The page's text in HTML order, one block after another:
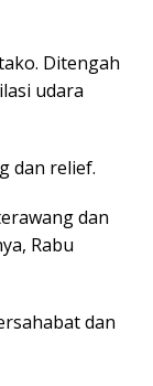
Ditengah
udara
dan relief.
dan
Rabu
dan